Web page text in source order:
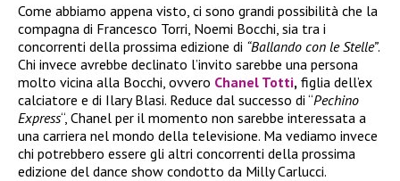
Come abbiamo appena visto, ci sono grandi possibilità che la
compagna di Francesco Torri, Noemi Bocchi, sia tra i
concorrenti della prossima edizione di “Ballando con le Stelle”.
Chi invece avrebbe declinato l’invito sarebbe una persona
molto vicina alla Bocchi, ovvero Chanel Totti, figlia dell’ex
calciatore e di Ilary Blasi. Reduce dal successo di “Pechino
Express“, Chanel per il momento non sarebbe interessata a
una carriera nel mondo della televisione. Ma vediamo invece
chi potrebbero essere gli altri concorrenti della prossima
edizione del dance show condotto da Milly Carlucci.